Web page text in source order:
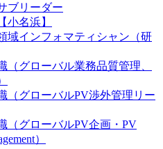
ブリーダー
小名浜】
域インフォマティシャン（研
（グローバル業務品質管理、
（グローバルPV渉外管理リー
（グローバルPV企画・PV
）